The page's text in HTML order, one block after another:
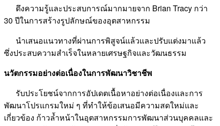
ดึงความรู้และประสบการณ์มากมายจาก Brian Tracy กว่า
30 ปีในการสร้างรูปลักษณ์ของอุตสาหกรรม
นำเสนอแนวทางที่ผ่านการพิสูจน์แล้วและปรับแต่งมาแล้ว
ซึ่งประสบความสำเร็จในหลายเศรษฐกิจและวัฒนธรรม
นวัตกรรมอย่างต่อเนื่องในการพัฒนาวิชาชีพ
รับประโยชน์จากการอัปเดตเนื้อหาอย่างต่อเนื่องและการ
พัฒนาโปรแกรมใหม่ ๆ ที่ทำให้ข้อเสนอมีความสดใหม่และ
เกี่ยวข้อง ก้าวล้ำหน้าในอุตสาหกรรมการพัฒนาส่วนบุคคลและ